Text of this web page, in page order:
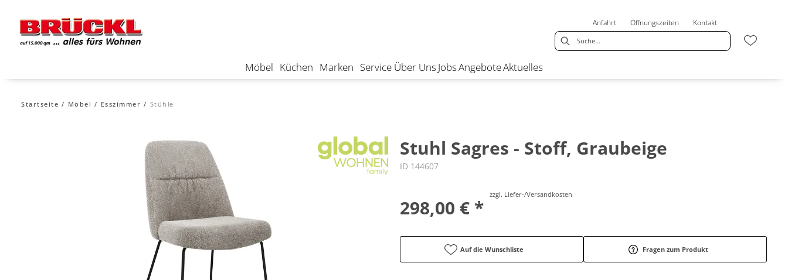
Anfahrt Öffnungszeiten Kontakt
Möbel Küchen Marken Service Über UnsJobsAngeboteAktuelles
Startseite Möbel Esszimmer Stühle
Stuhl Sagres - Stoff, Graubeige
ID 144607
298,00 € *
zzgl. Liefer-/Versandkosten
Auf die Wunschliste Fragen zum Produkt